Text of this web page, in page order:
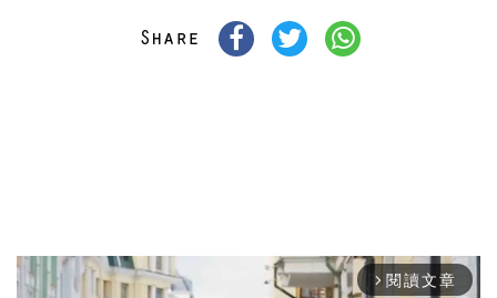
arrow_forward_ios 閱讀文章